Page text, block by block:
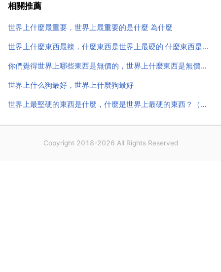
夢想的價值 這也只是初步的 有一些人 不在乎錢 在乎為
別人付出多少 特別是為愛的人 錢最買不到的...
相關推薦
世界上什麼最重要，世界上最重要的是什麼 為什麼
世界上什麼東西最辣，什麼東西是世界上最硬的 什麼東西是最軟的呢？
你們覺得世界上哪些東西是無價的，世界上什麼東西是無價的？
世界上什么狗最好，世界上什麼狗最好
世界上最堅硬的東西是什麼，什麼是世界上最硬的東西？（腦筋急轉彎）
Copyright 2018-2026 All Rights Reserved